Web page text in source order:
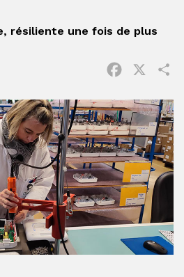
résiliente une fois de plus
Facebook